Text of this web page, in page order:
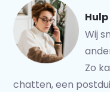
Wij
Zo
chatten, een